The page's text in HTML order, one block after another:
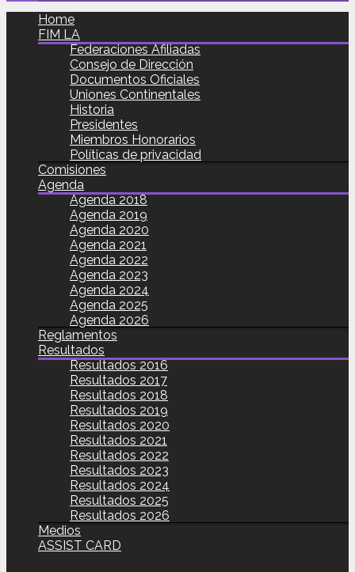
Home
FIM LA
Federaciones Afiliadas
Consejo de Dirección
Documentos Oficiales
Uniones Continentales
Historia
Presidentes
Miembros Honorarios
Políticas de privacidad
Comisiones
Agenda
Agenda 2018
Agenda 2019
Agenda 2020
Agenda 2021
Agenda 2022
Agenda 2023
Agenda 2024
Agenda 2025
Agenda 2026
Reglamentos
Resultados
Resultados 2016
Resultados 2017
Resultados 2018
Resultados 2019
Resultados 2020
Resultados 2021
Resultados 2022
Resultados 2023
Resultados 2024
Resultados 2025
Resultados 2026
Medios
ASSIST CARD